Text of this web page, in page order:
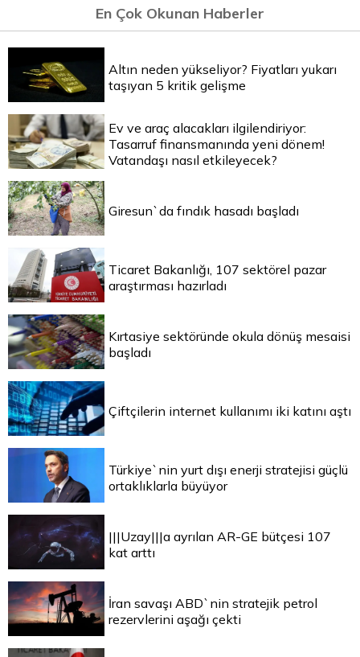
En Çok Okunan Haberler
Altın neden yükseliyor? Fiyatları yukarı
taşıyan 5 kritik gelişme
Ev ve araç alacakları ilgilendiriyor:
Tasarruf finansmanında yeni dönem!
Vatandaşı nasıl etkileyecek?
Giresun`da fındık hasadı başladı
Ticaret Bakanlığı, 107 sektörel pazar
araştırması hazırladı
Kırtasiye sektöründe okula dönüş mesaisi
başladı
Çiftçilerin internet kullanımı iki katını aştı
Türkiye`nin yurt dışı enerji stratejisi güçlü
ortaklıklarla büyüyor
|||Uzay|||a ayrılan AR-GE bütçesi 107
kat arttı
İran savaşı ABD`nin stratejik petrol
rezervlerini aşağı çekti